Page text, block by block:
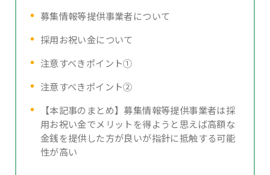
募集情報等提供事業者について
採用お祝い金について
注意すべきポイント①
注意すべきポイント②
【本記事のまとめ】募集情報等提供事業者は採
用お祝い金でメリットを得ようと思えば高額な
金銭を提供した方が良いが指針に抵触する可能
性が高い